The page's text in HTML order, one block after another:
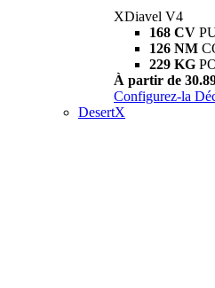
XDiavel V4
168 CV
126 NM
229 KG
À partir de
Configurez-la
DesertX